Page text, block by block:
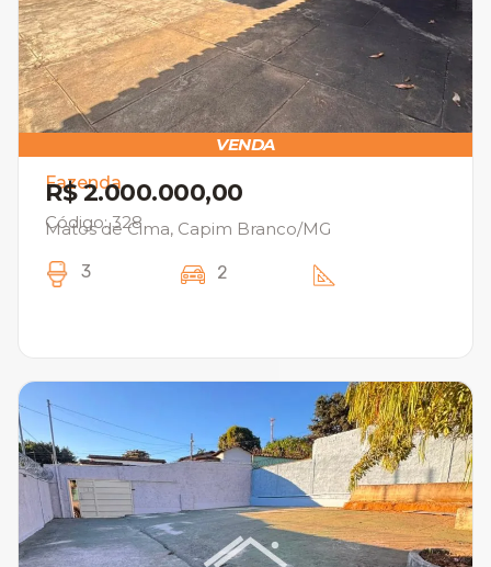
VENDA
Fazenda
R$ 2.000.000,00
Código: 328
Matos de Cima, Capim Branco/MG
3 2